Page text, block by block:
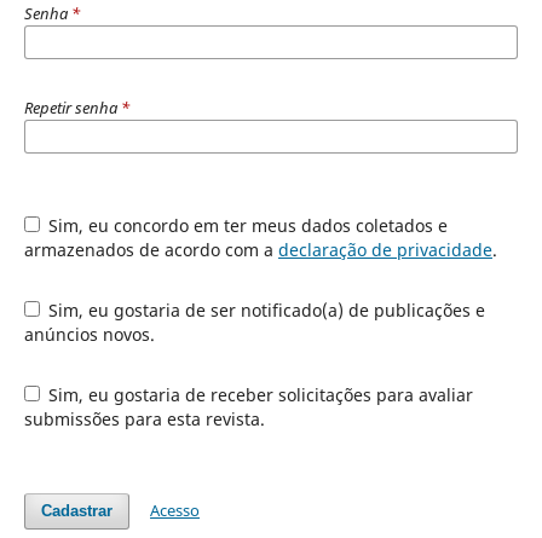
Senha *
Repetir senha *
Sim, eu concordo em ter meus dados coletados e
armazenados de acordo com a declaração de privacidade.
Sim, eu gostaria de ser notificado(a) de publicações e
anúncios novos.
Sim, eu gostaria de receber solicitações para avaliar
submissões para esta revista.
Cadastrar Acesso